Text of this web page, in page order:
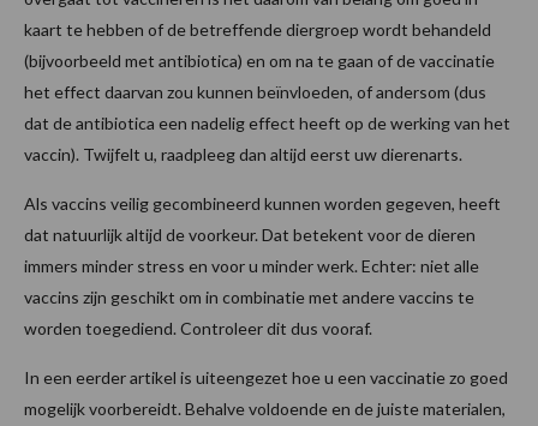
kaart te hebben of de betreffende diergroep wordt behandeld
(bijvoorbeeld met antibiotica) en om na te gaan of de vaccinatie
het effect daarvan zou kunnen beïnvloeden, of andersom (dus
dat de antibiotica een nadelig effect heeft op de werking van het
vaccin). Twijfelt u, raadpleeg dan altijd eerst uw dierenarts.
Als vaccins veilig gecombineerd kunnen worden gegeven, heeft
dat natuurlijk altijd de voorkeur. Dat betekent voor de dieren
immers minder stress en voor u minder werk. Echter: niet alle
vaccins zijn geschikt om in combinatie met andere vaccins te
worden toegediend. Controleer dit dus vooraf.
In een eerder artikel is uiteengezet hoe u een vaccinatie zo goed
mogelijk voorbereidt. Behalve voldoende en de juiste materialen,